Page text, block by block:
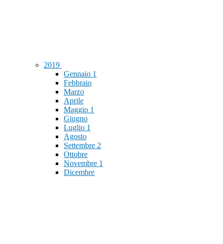
2019
Gennaio 1
Febbraio
Marzo
Aprile
Maggio 1
Giugno
Luglio 1
Agosto
Settembre 2
Ottobre
Novembre 1
Dicembre